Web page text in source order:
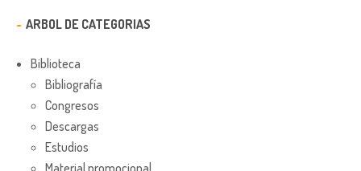
ARBOL DE CATEGORIAS
Biblioteca
Bibliografía
Congresos
Descargas
Estudios
Material promocional